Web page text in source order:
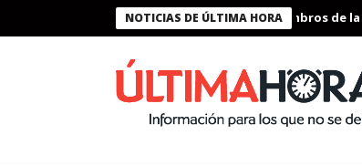
NOTICIAS DE ÚLTIMA HORA
Presidente Bukele condecora a miembros de la